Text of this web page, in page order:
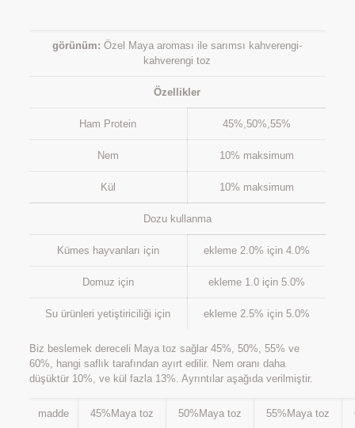
görünüm: Özel Maya aroması ile sarımsı kahverengi-
kahverengi toz
Özellikler
Ham Protein 45%,50%,55%
Nem 10% maksimum
Kül 10% maksimum
Dozu kullanma
Kümes hayvanları için ekleme 2.0% için 4.0%
Domuz için ekleme 1.0 için 5.0%
Su ürünleri yetiştiriciliği için ekleme 2.5% için 5.0%
Biz beslemek dereceli Maya toz sağlar 45%, 50%, 55% ve
60%, hangi saflık tarafından ayırt edilir. Nem oranı daha
düşüktür 10%, ve kül fazla 13%. Ayrıntılar aşağıda verilmiştir.
madde 45%Maya toz 50%Maya toz 55%Maya toz